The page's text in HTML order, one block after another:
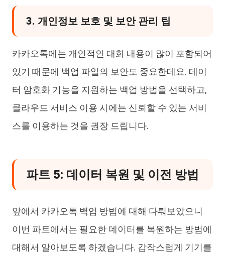
3. 개인정보 보호 및 보안 관리 팁
카카오톡에는 개인적인 대화 내용이 많이 포함되어
있기 때문에 백업 파일의 보안도 중요한데요. 데이
터 암호화 기능을 지원하는 백업 방법을 선택하고,
클라우드 서비스 이용 시에는 신뢰할 수 있는 서비
스를 이용하는 것을 권장 드립니다.
파트 5: 데이터 복원 및 이전 방법
앞에서 카카오톡 백업 방법에 대해 다뤄보았으니
이번 파트에서는 필요한 데이터를 복원하는 방법에
대해서 알아보도록 하겠습니다. 갑작스럽게 기기를